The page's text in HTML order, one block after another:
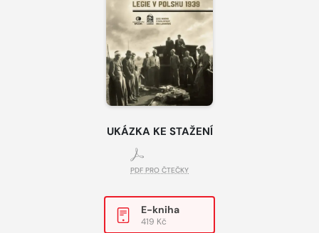
UKÁZKA KE STAŽENÍ
PDF PRO ČTEČKY
E-kniha
419 Kč